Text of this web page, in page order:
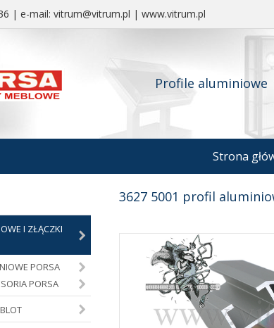
| e-mail: vitrum@vitrum.pl | www.vitrum.pl
Profile aluminiowe
Strona
I ZŁĄCZKI
PORSA
PORSA
3627 5001 profil